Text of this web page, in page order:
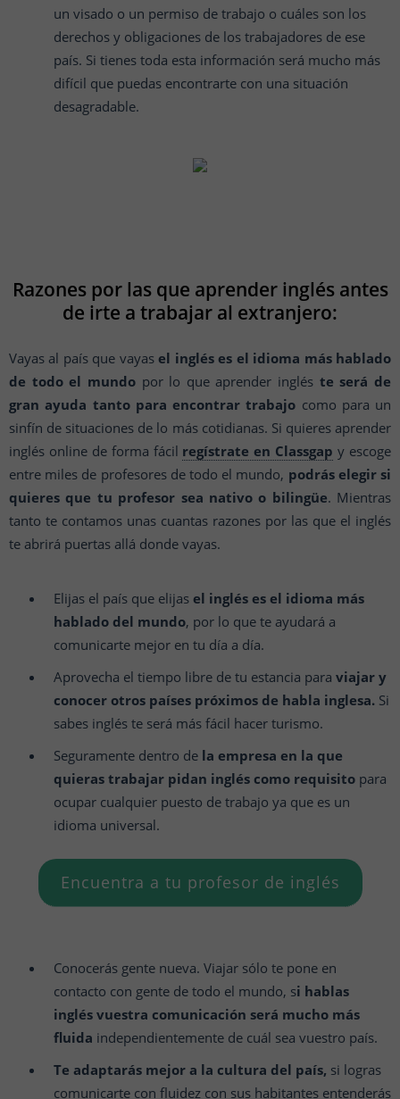
un visado o un permiso de trabajo o cuáles son los
derechos y obligaciones de los trabajadores de ese
país. Si tienes toda esta información será mucho más
difícil que puedas encontrarte con una situación
desagradable.
Razones por las que aprender inglés antes
de irte a trabajar al extranjero:
Vayas al país que vayas el inglés es el idioma más hablado
de todo el mundopor lo que aprender inglés te será de
gran ayuda tanto para encontrar trabajo como para un
sinfín de situaciones de lo más cotidianas. Si quieres aprender
inglés online de forma fácil regístrate en Classgap y escoge
entre miles de profesores de todo el mundo, podrás elegir si
quieres que tu profesor sea nativo o bilingüe. Mientras
tanto te contamos unas cuantas razones por las que el inglés
te abrirá puertas allá donde vayas.
Elijas el país que elijas el inglés es el idioma más
hablado del mundo, por lo que te ayudará a
comunicarte mejor en tu día a día.
Aprovecha el tiempo libre de tu estancia para viajar y
conocer otros países próximos de habla inglesa. Si
sabes inglés te será más fácil hacer turismo.
Seguramente dentro de la empresa en la que
quieras trabajar pidan inglés como requisito para
ocupar cualquier puesto de trabajo ya que es un
idioma universal.
Encuentra a tu profesor de inglés
Conocerás gente nueva. Viajar sólo te pone en
contacto con gente de todo el mundo, si hablas
inglés vuestra comunicación será mucho más
fluida independientemente de cuál sea vuestro país.
Te adaptarás mejor a la cultura del país, si logras
comunicarte con fluidez con sus habitantes entenderás